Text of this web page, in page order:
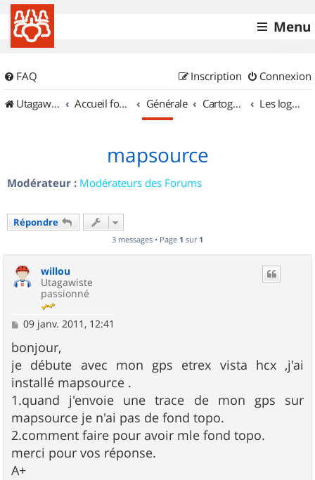
Menu
FAQ Connexion
Inscription
UtagawaVTT (Randos VTT et VTTAE avec traces GPS)
Accueil forum Générale Cartographie et GPS Les logiciels
mapsource
Modérateur : Modérateurs des Forums
Répondre
3 messages • Page 1 sur 1
willou
Utagawiste
passionné
M
s
s
a
g
e
09 janv. 2011, 12:41
bonjour,
je débute avec mon gps etrex vista hcx ,j'ai
installé mapsource .
1.quand j'envoie une trace de mon gps sur
mapsource je n'ai pas de fond topo.
2.comment faire pour avoir mle fond topo.
merci pour vos réponse.
A+